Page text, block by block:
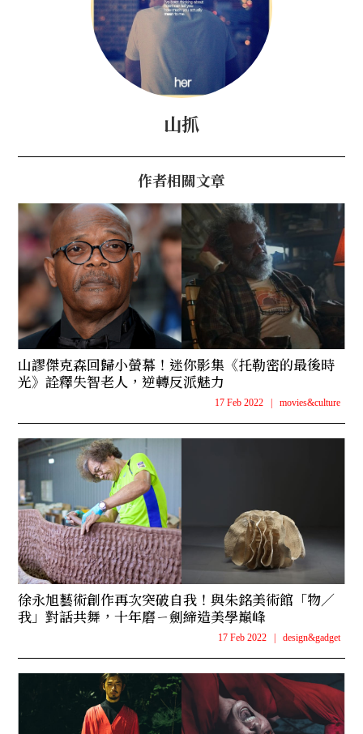
山抓
作者相關文章
山謬傑克森回歸小螢幕！迷你影集《托勒密的最後時
光》詮釋失智老人，逆轉反派魅力
17 Feb 2022 movies&culture
徐永旭藝術創作再次突破自我！與朱銘美術館「物／
我」對話共舞，十年磨ㄧ劍締造美學巔峰
17 Feb 2022 design&gadget